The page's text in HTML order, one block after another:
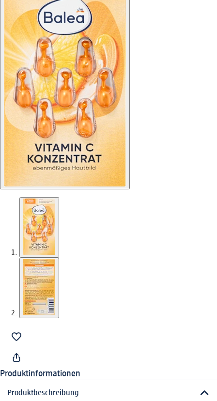
Produktinformationen
Produktbeschreibung